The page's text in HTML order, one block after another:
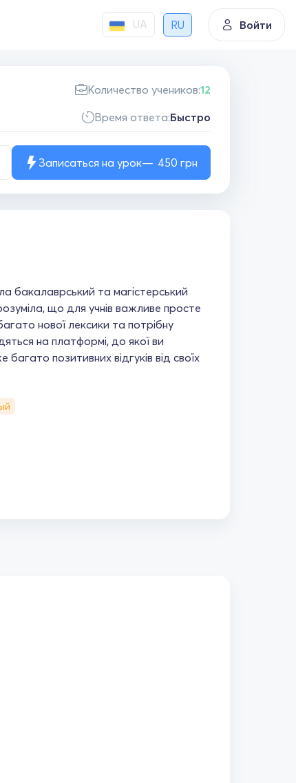
UA RU Войти
Количество учеников:12
Время ответа:Быстро
Записаться на урок 450 грн
бакалаврський та магістерський
що для учнів важливе просте
нової лексики та потрібну
на платформі, до якої ви
позитивних відгуків від своїх